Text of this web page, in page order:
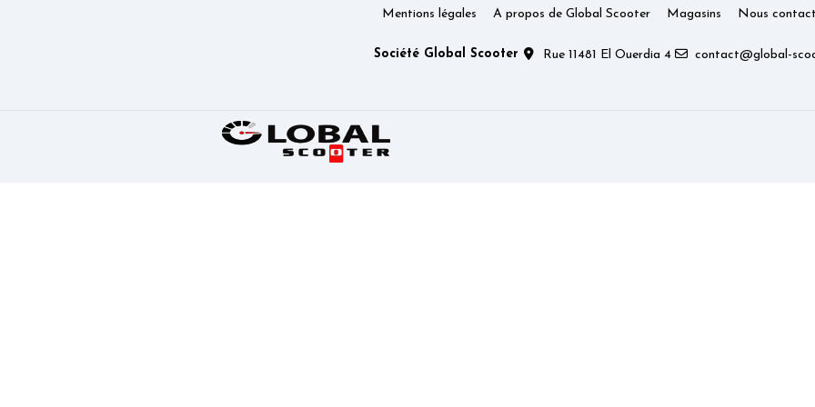
Mentions légales A propos de Global Scooter Magasins Nous
Société Global Scooter Rue 11481 El Ouerdia 4 contact@global-